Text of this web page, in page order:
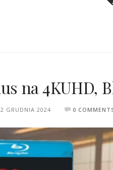
na 4KUHD,
GRUDNIA 2024 0